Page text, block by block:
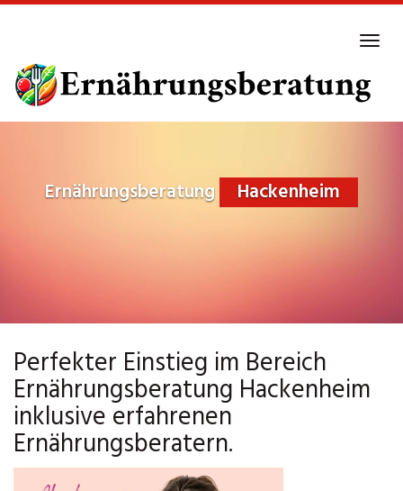
main
content
Ernährungsberatung Hackenheim
Perfekter Einstieg im Bereich
Ernährungsberatung Hackenheim
inklusive erfahrenen
Ernährungsberatern.